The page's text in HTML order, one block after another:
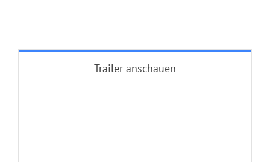
Trailer anschauen